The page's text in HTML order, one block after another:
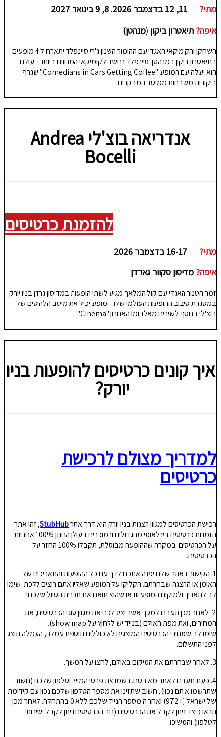
מתי?
איפה? תיאטרון ביקון (מנהטן)
השחקן והקומיקאי האגדי עם ההומור השנון ג'רי סיינפלד יתארח ל 4 מופעים
בתיאטרון ביקון במנהטן. סיינפלד נחשב לקומיקאי המרוויח ביותר בעולם.
הוא יעלה עם המופע "Comedians in Cars Getting Coffee" שגרף
ביקורות משבחות ממיטב המבקרים.
אנדריאה בוצ'לי Andrea
Bocelli
להזמנת כרטיסים
מתי?
איפה? מדיסון סקוור גארדן
זמר הטנור האגדי עם קול המלאך מגיע לשתי הופעות במדיסון גרדן בניו יורק
במסגרת סיבוב ההופעות העולמי שלו. המופע יכיל את מיטב הלהיטים של
בוצ'לי בנוסף לשירים מאלבומו האחרון "Cinema".
איך קונים כרטיסים להופעות בניו
יורק?
למדריך מצולם לרכישת
כרטיסים
רכישת הכרטיסים למגוון הצגות בניו יורק היא דרך אתרStubHub, זהו אתר
הזמנות כרטיסים בינלאומי מהגדולים והמוכרים בעולן הנותן 100% אחריות
על הכרטיסים. במקרה שההופעה מבוטלת, תקבלו 100% החזר על
הכרטיסים.
1. הקישור באתר שלנו יפנה אתכם לדף עם כל ההופעות והתאריכים של
האומן או ההצגה שבחרתם. הקליקו על המופע שאליו אתם רוצים ללכת. שימו
לב לתאריך ולמיקום המופע וודאו שהוא תואם את תכנית הטיול שלכם!
2. לאחר מכן תעברו למסך אשר יציג לכם את מגוון סוגי הכרטיסים, את
המחירים, ואת מפת האולם (בנייד יש ללחוץ על show map).
שימו לב שמחירי הכרטיסים המוצגים לא כוללים תוספת עמלה, העמלה תוצג
לפני התשלום.
3. לאחר שבחרתם את המיקום באולם, לחצו על המשך.
4. כעת תעברו לאתר מאובטח. רשמו את פרטי המייל וטלפון שלכם (חשוב
שתרשמו אותם נכון), חשוב שתזינו את מספר הטלפון שלכם נכון עם קידומת
של ישראל (+972) ואחריה מספר הנייד שלכם ללא 0 בהתחלה. לאחר מכן
תראו כיצד ניתן לקבל את הכרטיסים (רוב הכרטיסים ניתן לקבל ישירות
לטלפון) והמשיכו.